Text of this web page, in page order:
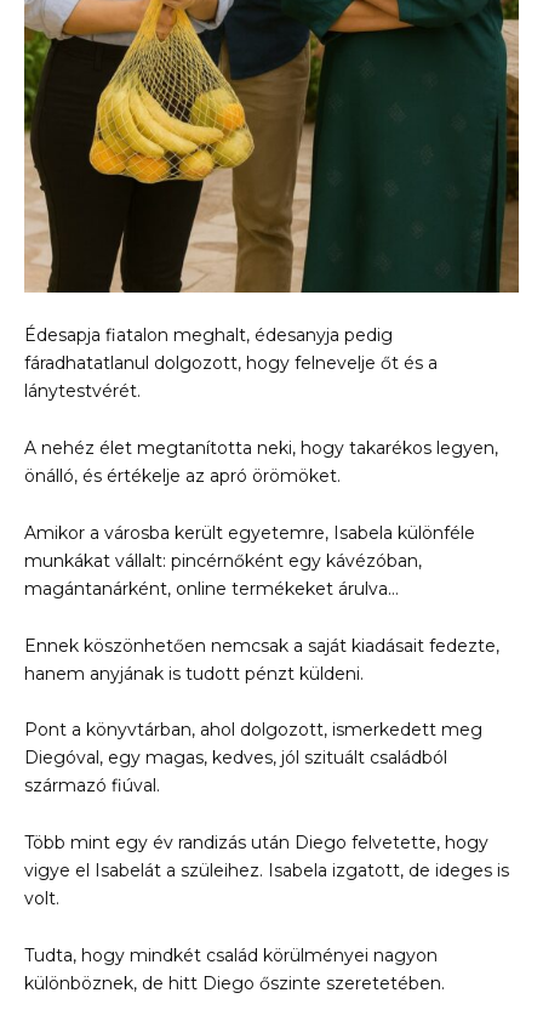
Édesapja fiatalon meghalt, édesanyja pedig
fáradhatatlanul dolgozott, hogy felnevelje őt és a
lánytestvérét.
A nehéz élet megtanította neki, hogy takarékos legyen,
önálló, és értékelje az apró örömöket.
Amikor a városba került egyetemre, Isabela különféle
munkákat vállalt: pincérnőként egy kávézóban,
magántanárként, online termékeket árulva…
Ennek köszönhetően nemcsak a saját kiadásait fedezte,
hanem anyjának is tudott pénzt küldeni.
Pont a könyvtárban, ahol dolgozott, ismerkedett meg
Diegóval, egy magas, kedves, jól szituált családból
származó fiúval.
Több mint egy év randizás után Diego felvetette, hogy
vigye el Isabelát a szüleihez. Isabela izgatott, de ideges is
volt.
Tudta, hogy mindkét család körülményei nagyon
különböznek, de hitt Diego őszinte szeretetében.